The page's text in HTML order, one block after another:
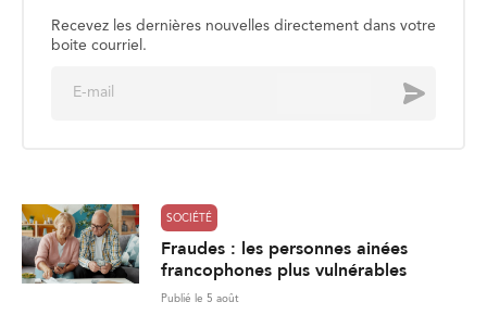
Recevez les dernières nouvelles directement dans votre
boite courriel.
Envoyer
SOCIÉTÉ
Fraudes : les personnes ainées
francophones plus vulnérables
Publié le 5 août